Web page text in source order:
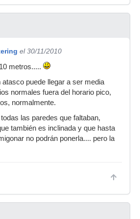
el 30/11/2010
metros.....
puede llegar a ser media
normales fuera del horario pico,
normalmente.
las paredes que faltaban,
también es inclinada y que hasta
no podrán ponerla.... pero la